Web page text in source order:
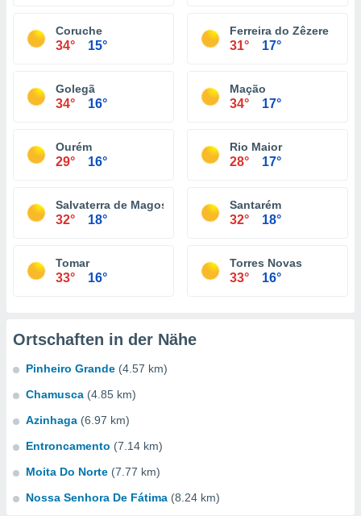
Coruche
34° 15°
Ferreira do Zêzere
31° 17°
Golegã
34° 16°
Mação
34° 17°
Ourém
29° 16°
Rio Maior
28° 17°
Salvaterra de Magos
32° 18°
Santarém
32° 18°
Tomar
33° 16°
Torres Novas
33° 16°
Ortschaften in der Nähe
Pinheiro Grande (4.57 km)
Chamusca (4.85 km)
Azinhaga (6.97 km)
Entroncamento (7.14 km)
Moita Do Norte (7.77 km)
Nossa Senhora De Fátima (8.24 km)